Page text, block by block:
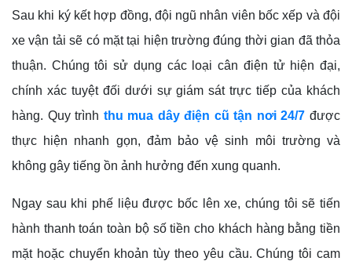
Sau khi ký kết hợp đồng, đội ngũ nhân viên bốc xếp và đội
xe vận tải sẽ có mặt tại hiện trường đúng thời gian đã thỏa
thuận. Chúng tôi sử dụng các loại cân điện tử hiện đại,
chính xác tuyệt đối dưới sự giám sát trực tiếp của khách
hàng. Quy trình thu mua dây điện cũ tận nơi 24/7 được
thực hiện nhanh gọn, đảm bảo vệ sinh môi trường và
không gây tiếng ồn ảnh hưởng đến xung quanh.
Ngay sau khi phế liệu được bốc lên xe, chúng tôi sẽ tiến
hành thanh toán toàn bộ số tiền cho khách hàng bằng tiền
mặt hoặc chuyển khoản tùy theo yêu cầu. Chúng tôi cam